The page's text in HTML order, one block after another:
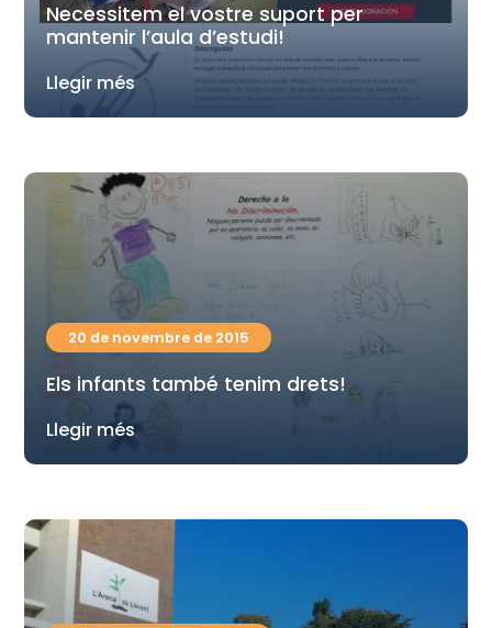
Necessitem el vostre suport per
mantenir l’aula d’estudi!
Llegir més
Els infants també tenim drets!
20 de novembre de 2015
Llegir més